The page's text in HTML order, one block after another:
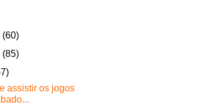
(60)
(85)
assistir os jogos